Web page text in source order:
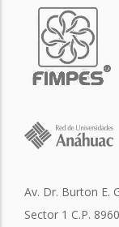
Av. Dr. Burton E.
Sector 1 C.P.